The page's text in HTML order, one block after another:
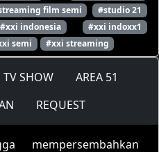
film semi
#studio 21
#xxi indonesia
#xxi indoxx1
semi #xxi streaming
TV SHOW
AREA 51
REQUEST
mempersembahkan